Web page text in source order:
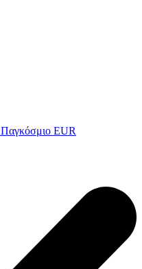
Παγκόσμιο EUR